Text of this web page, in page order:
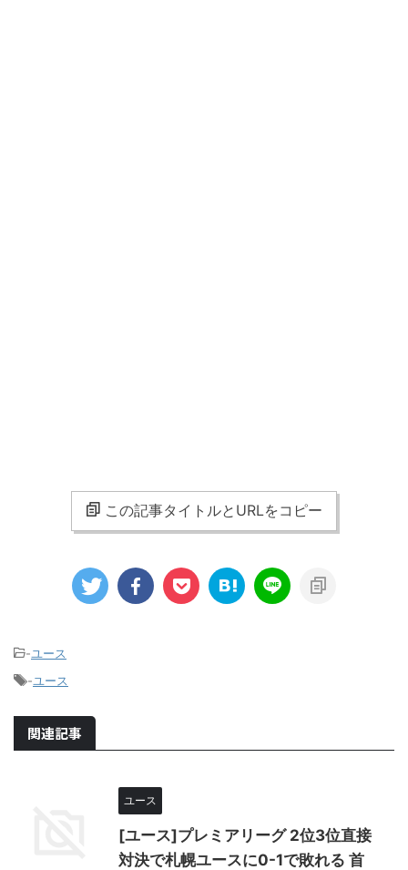
この記事タイトルとURLをコピー
-ユース
-ユース
関連記事
ユース
[ユース]プレミアリーグ 2位3位直接
対決で札幌ユースに0-1で敗れる 首